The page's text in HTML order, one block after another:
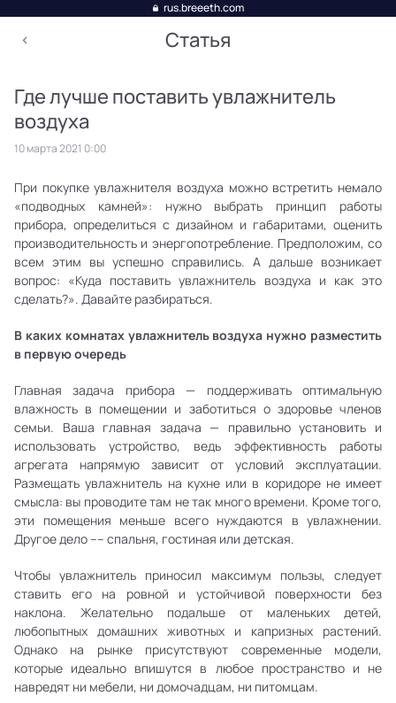
rus.breeeth.com
Статья
Где лучше поставить увлажнитель
воздуха
10 марта 2021 0:00
При покупке увлажнителя воздуха можно встретить немало
«подводных камней»: нужно выбрать принцип работы
прибора, определиться с дизайном и габаритами, оценить
производительность и энергопотребление. Предположим, со
всем этим вы успешно справились. А дальше возникает
вопрос: «Куда поставить увлажнитель воздуха и как это
сделать?». Давайте разбираться.
В каких комнатах увлажнитель воздуха нужно разместить
в первую очередь
Главная задача прибора — поддерживать оптимальную
влажность в помещении и заботиться о здоровье членов
семьи. Ваша главная задача — правильно установить и
использовать устройство, ведь эффективность работы
агрегата напрямую зависит от условий эксплуатации.
Размещать увлажнитель на кухне или в коридоре не имеет
смысла: вы проводите там не так много времени. Кроме того,
эти помещения меньше всего нуждаются в увлажнении.
Другое дело –– спальня, гостиная или детская.
Чтобы увлажнитель приносил максимум пользы, следует
ставить его на ровной и устойчивой поверхности без
наклона. Желательно подальше от маленьких детей,
любопытных домашних животных и капризных растений.
Однако на рынке присутствуют современные модели,
которые идеально впишутся в любое пространство и не
навредят ни мебели, ни домочадцам, ни питомцам.